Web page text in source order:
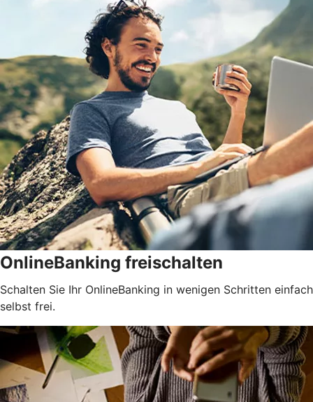
OnlineBanking freischalten
Schalten Sie Ihr OnlineBanking in wenigen Schritten einfach
selbst frei.